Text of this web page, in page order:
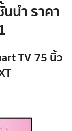
นำ ราคา
TV 75 นิ้ว